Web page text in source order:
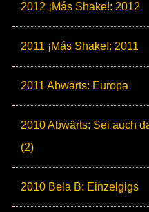
2012 ¡Más Shake!: 2012
2011 ¡Más Shake!: 2011
2011 Abwärts: Europa
2010 Abwärts: Sei auch
(2)
2010 Bela B: Einzelgigs